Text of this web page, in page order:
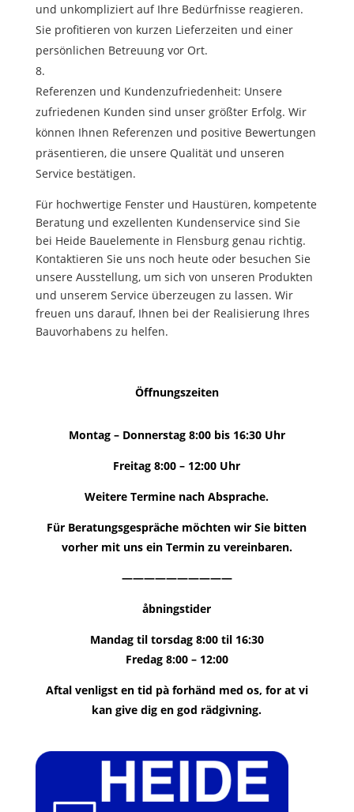
und unkompliziert auf Ihre Bedürfnisse reagieren.
Sie profitieren von kurzen Lieferzeiten und einer
persönlichen Betreuung vor Ort.
Referenzen und Kundenzufriedenheit: Unsere
zufriedenen Kunden sind unser größter Erfolg. Wir
können Ihnen Referenzen und positive Bewertungen
präsentieren, die unsere Qualität und unseren
Service bestätigen.
Für hochwertige Fenster und Haustüren, kompetente
Beratung und exzellenten Kundenservice sind Sie
bei Heide Bauelemente in Flensburg genau richtig.
Kontaktieren Sie uns noch heute oder besuchen Sie
unsere Ausstellung, um sich von unseren Produkten
und unserem Service überzeugen zu lassen. Wir
freuen uns darauf, Ihnen bei der Realisierung Ihres
Bauvorhabens zu helfen.
Öffnungszeiten
Montag – Donnerstag 8:00 bis 16:30 Uhr
Freitag 8:00 – 12:00 Uhr
Weitere Termine nach Absprache.
Für Beratungsgespräche möchten wir Sie bitten
vorher mit uns ein Termin zu vereinbaren.
——————————
åbningstider
Mandag til torsdag 8:00 til 16:30
Fredag ​​8:00 – 12:00
Aftal venligst en tid pà forhänd med os, for at vi
kan give dig en god rädgivning.